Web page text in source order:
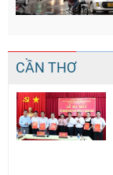
CẦN THƠ